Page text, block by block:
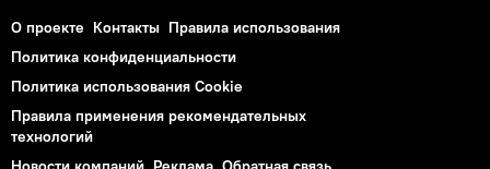
О проекте Контакты Правила использования
Политика конфиденциальности
Политика использования Cookie
Правила применения рекомендательных
технологий